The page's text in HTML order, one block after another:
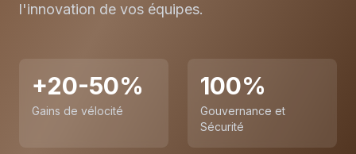
l'innovation de vos équipes.
+20-50%
Gains de vélocité
100%
Gouvernance et
Sécurité